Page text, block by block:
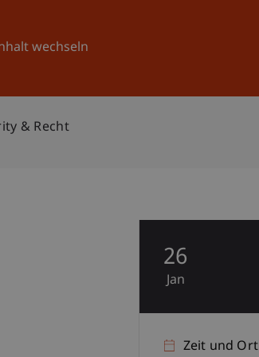
wechseln
Aktuelles
& Recht
26
Jan
Zeit und Ort